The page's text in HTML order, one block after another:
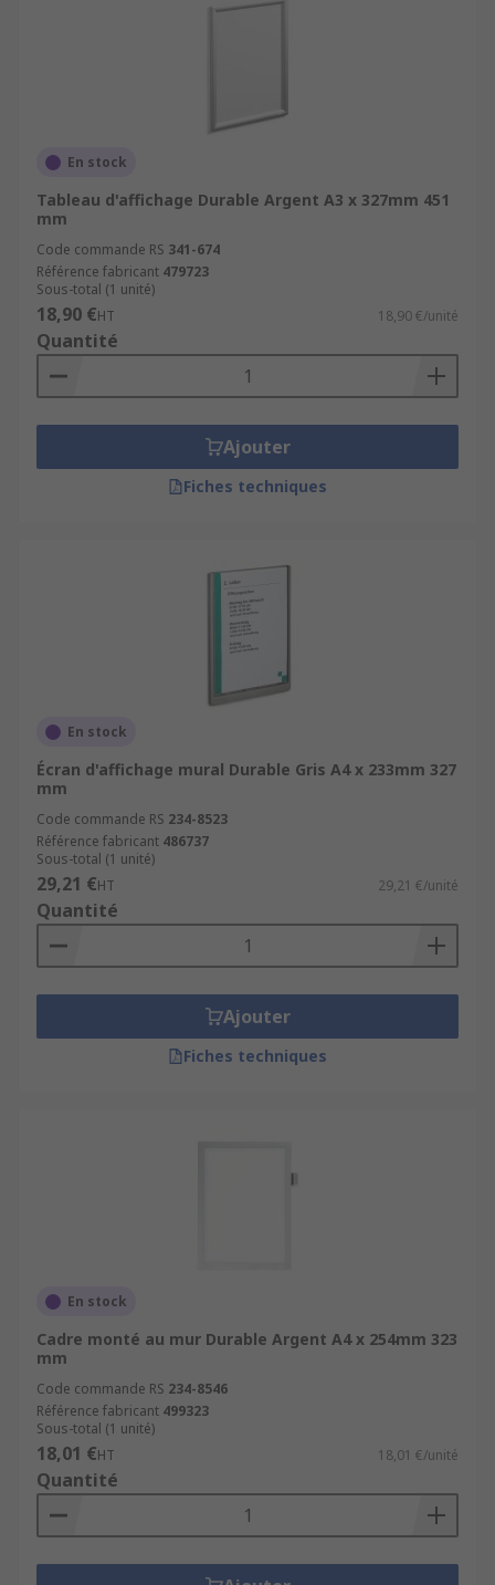
En stock
Tableau d'affichage Durable Argent A3 x 327mm 451
mm
Code commande RS 341-674
Référence fabricant 479723
Sous-total (1 unité)
18,90 €HT 18,90 €/unité
Quantité
Ajouter
Fiches techniques
En stock
Écran d'affichage mural Durable Gris A4 x 233mm 327
mm
Code commande RS 234-8523
Référence fabricant 486737
Sous-total (1 unité)
29,21 €HT 29,21 €/unité
Quantité
Ajouter
Fiches techniques
En stock
Cadre monté au mur Durable Argent A4 x 254mm 323
mm
Code commande RS 234-8546
Référence fabricant 499323
Sous-total (1 unité)
18,01 €HT 18,01 €/unité
Quantité